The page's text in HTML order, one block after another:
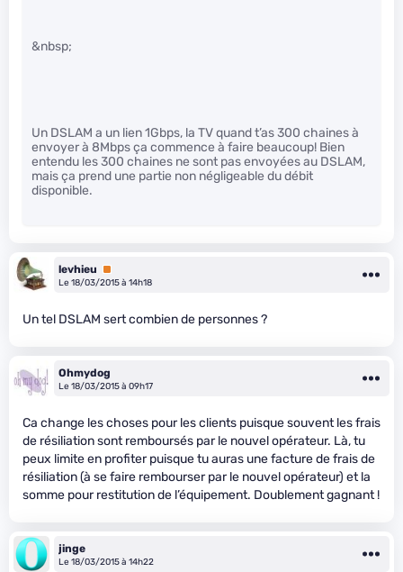
&nbsp;
Un DSLAM a un lien 1Gbps, la TV quand t’as 300 chaines à
envoyer à 8Mbps ça commence à faire beaucoup! Bien
entendu les 300 chaines ne sont pas envoyées au DSLAM,
mais ça prend une partie non négligeable du débit
disponible.
levhieu
Premium
Le 18/03/2015 à 14h18
Un tel DSLAM sert combien de personnes ?
Ohmydog
Le 18/03/2015 à 09h17
Ca change les choses pour les clients puisque souvent les frais
de résiliation sont remboursés par le nouvel opérateur. Là, tu
peux limite en profiter puisque tu auras une facture de frais de
résiliation (à se faire rembourser par le nouvel opérateur) et la
somme pour restitution de l’équipement. Doublement gagnant !
jinge
Le 18/03/2015 à 14h22